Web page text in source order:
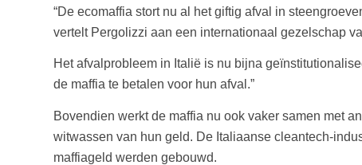
“De ecomaffia stort nu al het giftig afval in
vertelt Pergolizzi aan een internationaal gezelschap
Het afvalprobleem in Italië is nu bijna
de maffia te betalen voor hun afval.”
Bovendien werkt de maffia nu ook vaker samen met
witwassen van hun geld. De Italiaanse cleantech-
maffiageld werden gebouwd.